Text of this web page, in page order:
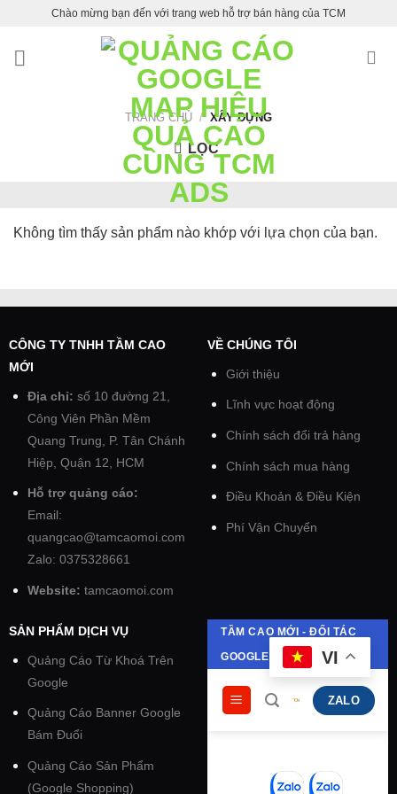
content
Chào mừng bạn đến với trang web hỗ trợ bán hàng của TCM
TRANG CHỦ / XÂY DỰNG
LỌC
Không tìm thấy sản phẩm nào khớp với lựa chọn của bạn.
CÔNG TY TNHH TẦM CAO
MỚI
Địa chỉ: số 10 đường 21,
Công Viên Phần Mềm
Quang Trung, P. Tân Chánh
Hiệp, Quận 12, HCM
Hỗ trợ quảng cáo:
Email:
quangcao@tamcaomoi.com
Zalo: 0375328661
Website: tamcaomoi.com
VỀ CHÚNG TÔI
Giới thiệu
Lĩnh vực hoạt động
Chính sách đổi trả hàng
Chính sách mua hàng
Điều Khoản & Điều Kiện
Phí Vận Chuyển
SẢN PHẨM DỊCH VỤ
Quảng Cáo Từ Khoá Trên
Google
Quảng Cáo Banner Google
Bám Đuổi
Quảng Cáo Sản Phẩm
(Google Shopping)